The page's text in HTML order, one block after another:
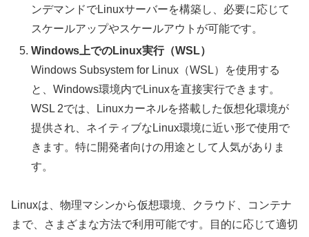
ンデマンドでLinuxサーバーを構築し、必要に応じて
スケールアップやスケールアウトが可能です。
Windows上でのLinux実行（WSL）
Windows Subsystem for Linux（WSL）を使用する
と、Windows環境内でLinuxを直接実行できます。
WSL 2では、Linuxカーネルを搭載した仮想化環境が
提供され、ネイティブなLinux環境に近い形で使用で
きます。特に開発者向けの用途として人気がありま
す。
Linuxは、物理マシンから仮想環境、クラウド、コンテナ
まで、さまざまな方法で利用可能です。目的に応じて適切